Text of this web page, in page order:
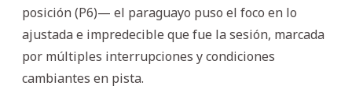
posición (P6)— el paraguayo puso el foco en lo
ajustada e impredecible que fue la sesión, marcada
por múltiples interrupciones y condiciones
cambiantes en pista.